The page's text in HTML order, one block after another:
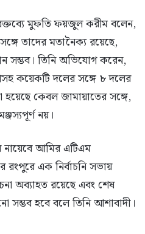
মুফতি ফয়জুল করীম বলেন,
তাদের মতানৈক্য রয়েছে,
সম্ভব। তিনি অভিযোগ করেন,
কয়েকটি দলের সঙ্গে ৮ দলের
কেবল জামায়াতের সঙ্গে,
নয়।
নায়েবে আমির এটিএম
এক নির্বাচনি সভায়
অব্যাহত রয়েছে এবং শেষ
হবে বলে তিনি আশাবাদী।